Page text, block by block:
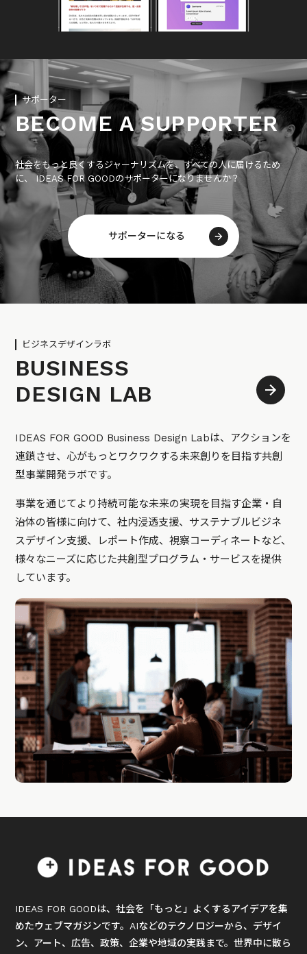
サポーター
BECOME A SUPPORTER
社会をもっと良くするジャーナリズムを、すべての人に届けるため
に、 IDEAS FOR GOODのサポーターになりませんか？
サポーターになる
ビジネスデザインラボ
BUSINESS
DESIGN LAB
IDEAS FOR GOOD Business Design Labは、アクションを
連鎖させ、心がもっとワクワクする未来創りを目指す共創
型事業開発ラボです。
事業を通じてより持続可能な未来の実現を目指す企業・自
治体の皆様に向けて、社内浸透支援、サステナブルビジネ
スデザイン支援、レポート作成、視察コーディネートなど、
様々なニーズに応じた共創型プログラム・サービスを提供
しています。
IDEAS FOR GOODは、社会を「もっと」よくするアイデアを集
めたウェブマガジンです。AIなどのテクノロジーから、デザイ
ン、アート、広告、政策、企業や地域の実践まで。世界中に散ら